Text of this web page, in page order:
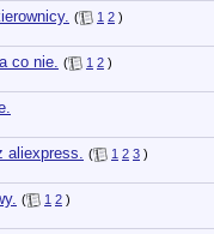
( 1 2 )
co nie. ( 1 2 )
aliexpress. ( 1 2 3 )
( 1 2 )